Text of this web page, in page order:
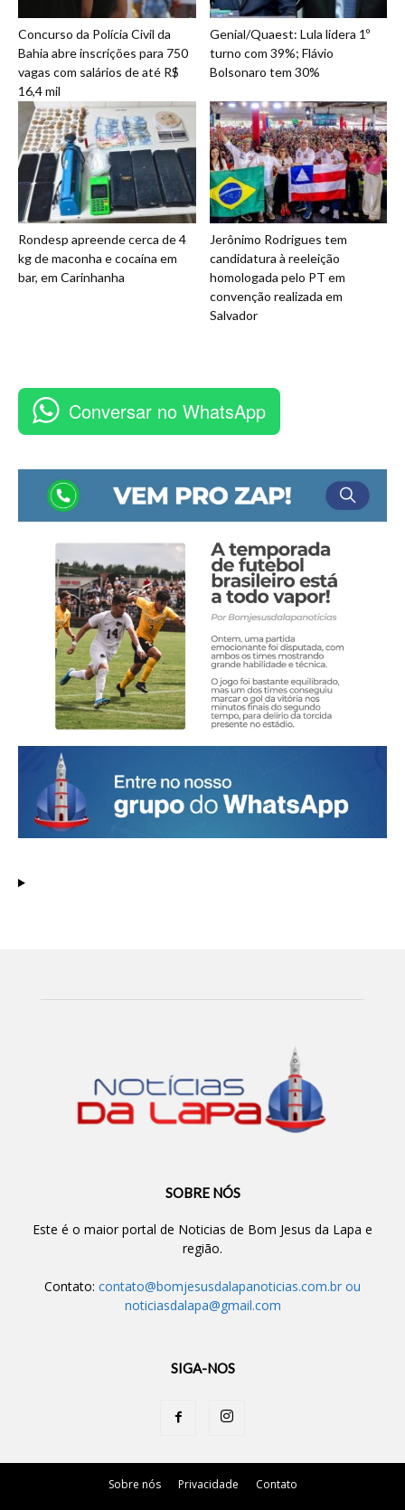
Concurso da Polícia Civil da
Bahia abre inscrições para 750
vagas com salários de até R$
16,4 mil
Genial/Quaest: Lula lidera 1º
turno com 39%; Flávio
Bolsonaro tem 30%
Rondesp apreende cerca de 4
kg de maconha e cocaína em
bar, em Carinhanha
Jerônimo Rodrigues tem
candidatura à reeleição
homologada pelo PT em
convenção realizada em
Salvador
Conversar no WhatsApp
SOBRE NÓS
Este é o maior portal de Noticias de Bom Jesus da Lapa e
região.
Contato: contato@bomjesusdalapanoticias.com.br ou
noticiasdalapa@gmail.com
SIGA-NOS
Sobre nós Privacidade Contato